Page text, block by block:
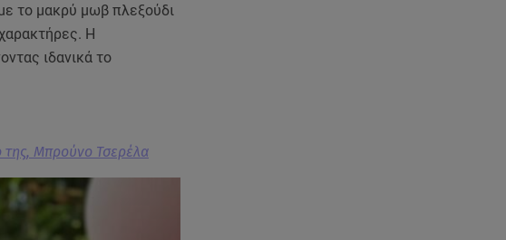
το μακρύ μωβ πλεξούδι
Η
ιδανικά το
Μπρούνο Τσερέλα